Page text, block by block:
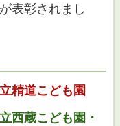
が表彰されまし
精道こども園
西蔵こども園・